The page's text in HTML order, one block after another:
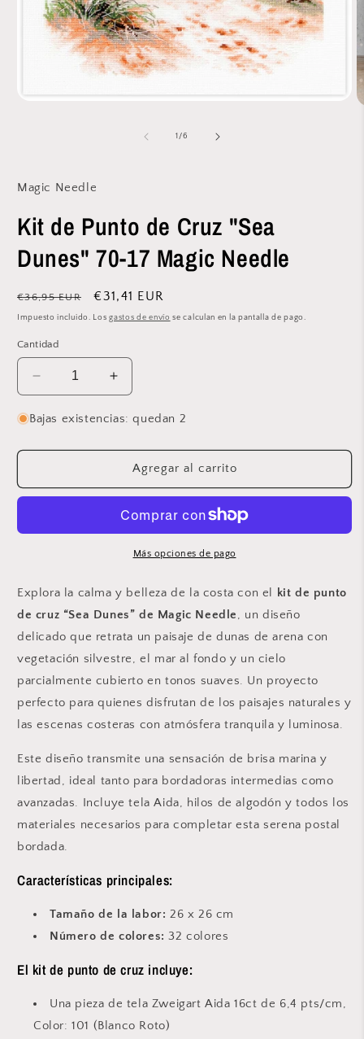
modal
1 /de
6
Magic Needle
Kit de Punto de Cruz "Sea
Dunes" 70-17 Magic Needle
Precio
habitual
€36,95 EUR
Precio
de
€31,41 EUR
Impuesto incluido. Losgastos de envío se calculan en la pantalla de pago.
Cantidad
Reducir
cantidad
para
de
de
Dunes&quot;
Magic
Aumentar
cantidad
para
de
Punto
de
&quot;Sea
Dunes&quot;
70-
Magic
Needle
Bajas existencias: quedan 2
Agregar al carrito
Más opciones de pago
Explora la calma y belleza de la costa con el
kit de punto
de cruz “Sea Dunes” de Magic Needle, un diseño
delicado que retrata un paisaje de dunas de arena con
vegetación silvestre, el mar al fondo y un cielo
parcialmente cubierto en tonos suaves. Un proyecto
perfecto para quienes disfrutan de los paisajes naturales y
las escenas costeras con atmósfera tranquila y luminosa.
Este diseño transmite una sensación de brisa marina y
libertad, ideal tanto para bordadoras intermedias como
avanzadas. Incluye tela Aida, hilos de algodón y todos los
materiales necesarios para completar esta serena postal
bordada.
Características principales:
Tamaño de la labor: 26 x 26 cm
Número de colores: 32 colores
El kit de punto de cruz incluye:
Una pieza de tela Zweigart Aida 16ct de 6,4 pts/cm,
Color: 101 (Blanco Roto)